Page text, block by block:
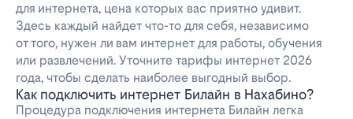
для интернета, цена которых вас приятно удивит.
Здесь каждый найдет что-то для себя, независимо
от того, нужен ли вам интернет для работы, обучения
или развлечений. Уточните тарифы интернет 2026
года, чтобы сделать наиболее выгодный выбор.
Как подключить интернет Билайн в Нахабино?
Процедура подключения интернета Билайн легка